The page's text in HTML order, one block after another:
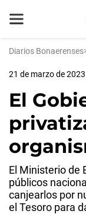
Diarios Bonaerenses
21 de marzo de
El
El Ministerio de
públicos
canjearlos por
el Tesoro para